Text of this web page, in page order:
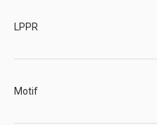
LPPR
Motif